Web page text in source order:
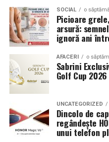
masini de show. In multe
jantele si intaresc
vorbim despre un stil
Echilibrul dintre estetica si
Un aspect specific
prezenta multor masini
show, ci si vehicule
cauta solutii care sa le
evenimente fara a
siguranta pe drumurile
SOCIAL o
Picioare
arsură:
ignoră ani
AFACERI o
Sabrini
Golf Cup 2026
UNCATEGORIZED
Dincolo de
regândește
unui telefon